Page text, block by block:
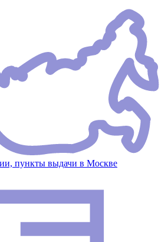
пункты выдачи в Москве